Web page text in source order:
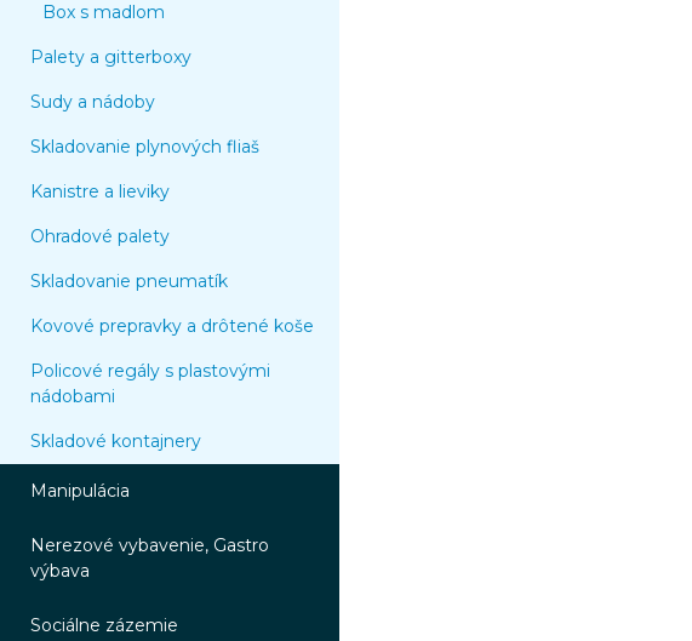
Box s madlom
Palety a gitterboxy
Sudy a nádoby
Skladovanie plynových fliaš
Kanistre a lieviky
Ohradové palety
Skladovanie pneumatík
Kovové prepravky a drôtené koše
Policové regály s plastovými
nádobami
Skladové kontajnery
Manipulácia
Nerezové vybavenie, Gastro
výbava
Sociálne zázemie